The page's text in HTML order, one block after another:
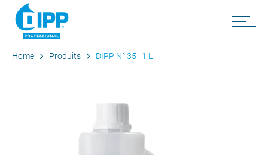
Home Produits DIPP N° 35 | 1 L